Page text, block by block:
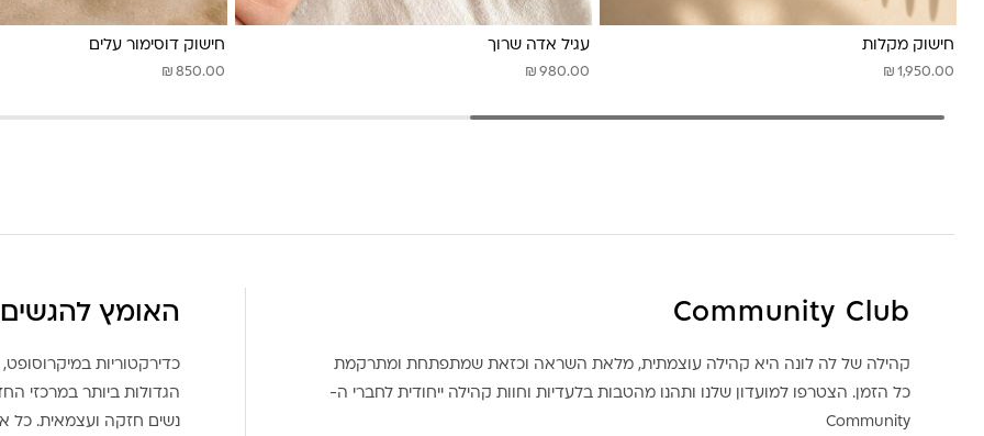
חישוק מקלות
₪ 1,950.00
עגיל אדה שרוך
₪ 980.00
חישוק דוסימור עלים
₪ 850.00
Community Club
קהילה של לה לונה היא קהילה עוצמתית, מלאת השראה וכזאת שמתפתחת ומתרקמת
כל הזמן. הצטרפו למועדון שלנו ותהנו מהטבות בלעדיות וחוות קהילה ייחודית לחברי ה-
Community
האומץ
כדירקטוריות
הגדולות ביותר במרכזי
נשים חזקה ועצמאית. כל